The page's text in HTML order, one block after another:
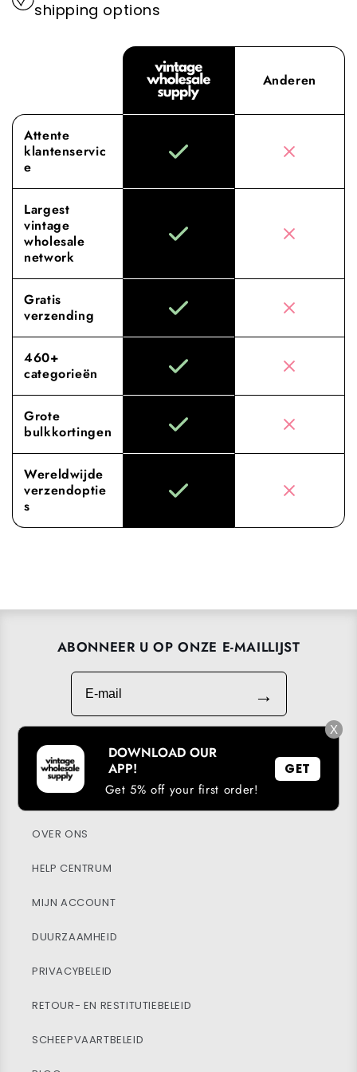
shipping options
Anderen
Attente
klantenservic
e
Largest
vintage
wholesale
network
Gratis
verzending
460+
categorieën
Grote
bulkkortingen
Wereldwijde
verzendoptie
s
ABONNEER U OP ONZE E-MAILLIJST
E-mail
→
DOWNLOAD ONZE APP
LOYALITEITSPROGRAMMA
OVER ONS
HELP CENTRUM
MIJN ACCOUNT
DUURZAAMHEID
PRIVACYBELEID
RETOUR- EN RESTITUTIEBELEID
SCHEEPVAARTBELEID
X
DOWNLOAD OUR
APP!
Get 5% off your first order!
GET